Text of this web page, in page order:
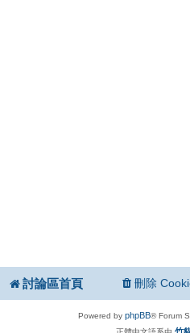
討論區首頁 刪除
Powered by phpBB® Forum